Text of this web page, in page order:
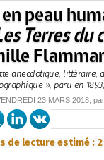
peau
Terres du
anecdotique, littéraire,
», paru en
23 MARS 2018,
de lecture estimé : 2